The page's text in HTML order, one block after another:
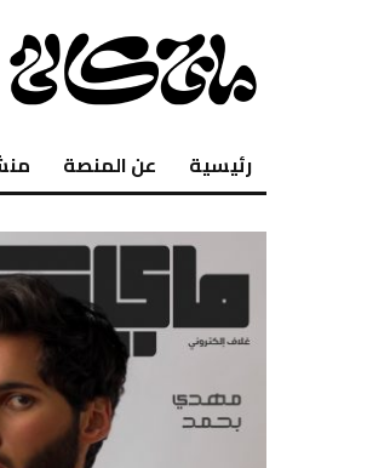
رئيسية عن المنصة